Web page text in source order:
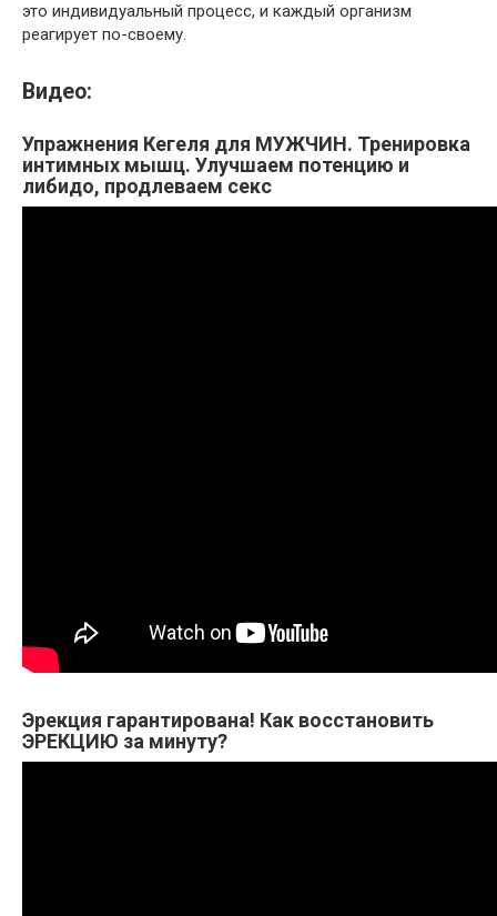
это индивидуальный процесс, и каждый организм
реагирует по-своему.
Видео:
Упражнения Кегеля для МУЖЧИН. Тренировка
интимных мышц. Улучшаем потенцию и
либидо, продлеваем секс
Эрекция гарантирована! Как восстановить
ЭРЕКЦИЮ за минуту?